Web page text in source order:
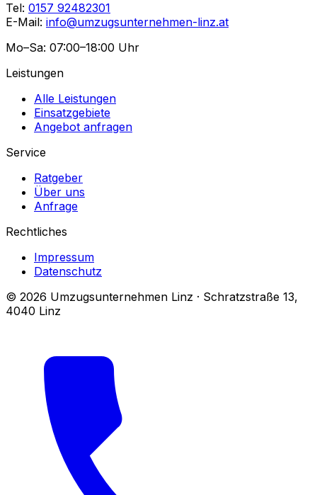
Tel: 0157 92482301
E-Mail: info@umzugsunternehmen-linz.at
Mo–Sa: 07:00–18:00 Uhr
Leistungen
Alle Leistungen
Einsatzgebiete
Angebot anfragen
Service
Ratgeber
Über uns
Anfrage
Rechtliches
Impressum
Datenschutz
© 2026 Umzugsunternehmen Linz · Schratzstraße 13,
4040 Linz